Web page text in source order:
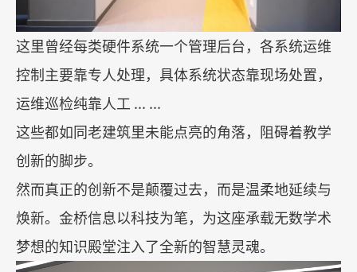
这里曾经每类硬件系统一个管理后台，各系统运维
控制主要靠专人处理，具体系统状态靠现场处置，
运维巡检纯靠人工 ... ...
这些都如同老建筑里未能点亮的角落，阻碍着教学
创新的脚步。
然而真正的创新不是颠覆过去，而是温柔地延续与
焕新。金桥信息以科技为笔，为这座承载无数学术
梦想的知识殿堂注入了全新的智慧灵魂。